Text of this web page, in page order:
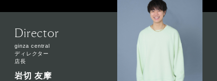
Director
ginza central
ディレクター
店長
岩切 友摩